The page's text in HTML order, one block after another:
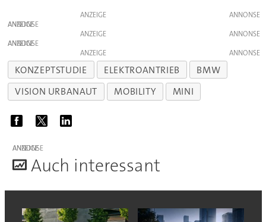
ANZEIGE
ANZEIGE
ANZEIGE
ANZEIGE
ANZEIGE
KONZEPTSTUDIE ELEKTROANTRIEB
BMW
VISION URBANAUT
MOBILITY MINI
ANZEIGE
Auch interessant